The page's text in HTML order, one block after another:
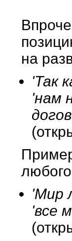
на
'Так
'нам
'Мир
'все